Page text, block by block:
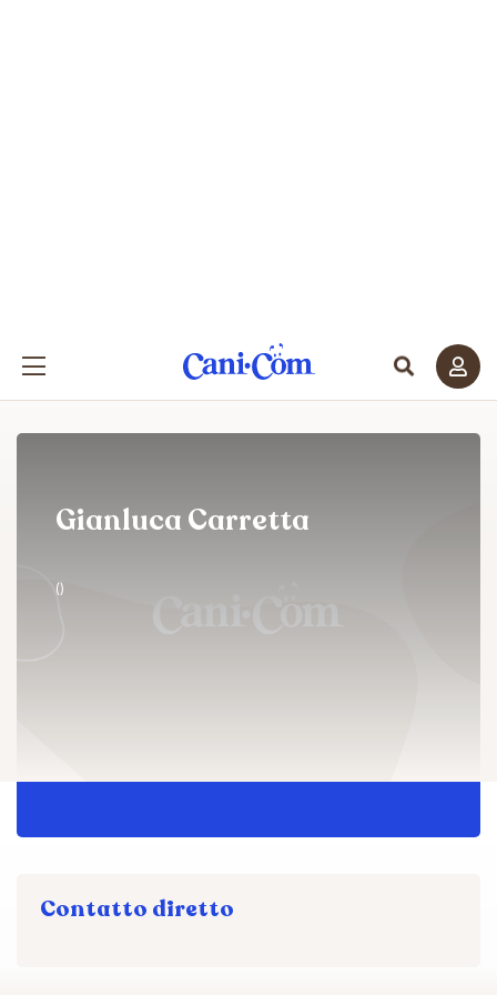
Gianluca Carretta
()
Contatto diretto